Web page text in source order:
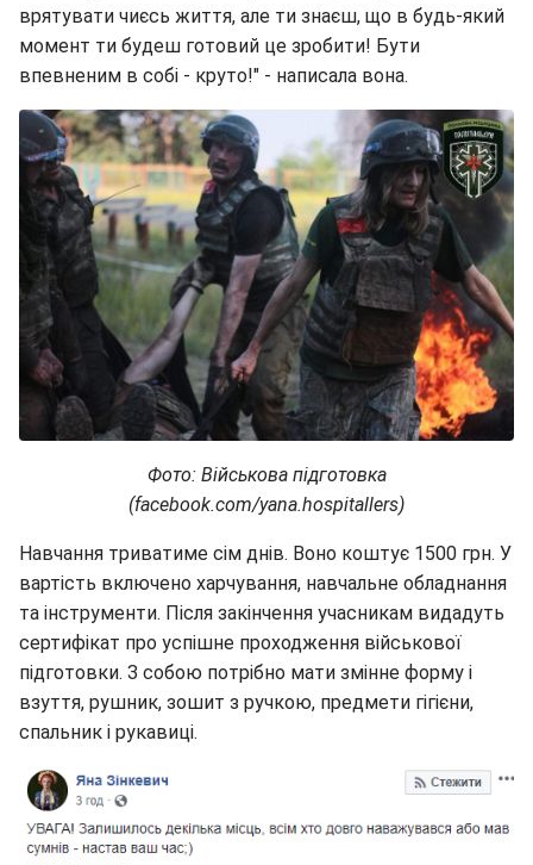
врятувати чиєсь життя, але ти знаєш, що в будь-який
момент ти будеш готовий це зробити! Бути
впевненим в собі - круто!" - написала вона.
Фото: Військова підготовка
(facebook.com/yana.hospitallers)
Навчання триватиме сім днів. Воно коштує 1500 грн. У
вартість включено харчування, навчальне обладнання
та інструменти. Після закінчення учасникам видадуть
сертифікат про успішне проходження військової
підготовки. З собою потрібно мати змінне форму і
взуття, рушник, зошит з ручкою, предмети гігієни,
спальник і рукавиці.